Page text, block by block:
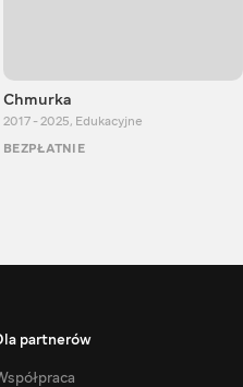
Chmurka
2017 - 2025, Edukacyjne
BEZPŁATNIE
partnerów